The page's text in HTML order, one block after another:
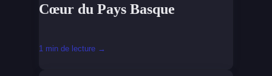
Cœur du Pays Basque
1 min de lecture →